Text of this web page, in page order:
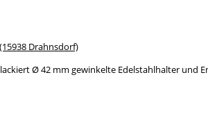
Drahnsdorf)
Ø 42 mm gewinkelte Edelstahlhalter und